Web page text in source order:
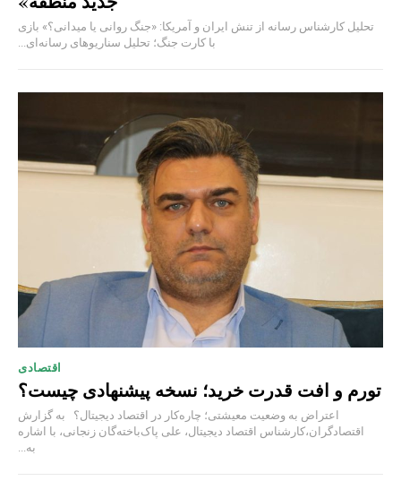
تحلیل کارشناس رسانه از تنش ایران و آمریکا: «جنگ روانی یا میدانی؟» بازی
با کارت جنگ؛ تحلیل سناریوهای رسانه‌ای...
اقتصادی
تورم و افت قدرت خرید؛ نسخه پیشنهادی چیست؟
اعتراض به وضعیت معیشتی؛ چاره‌کار در اقتصاد دیجیتال؟ به گزارش
اقتصادگران،کارشناس اقتصاد دیجیتال، علی پاک‌باخته‌گان زنجانی، با اشاره
به...